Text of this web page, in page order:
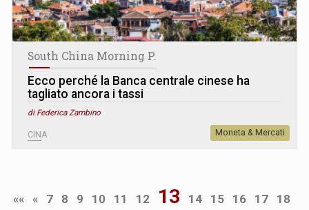
South China Morning P.
Ecco perché la Banca centrale cinese ha
tagliato ancora i tassi
di Federica Zambino
CINA Moneta & Mercati
«« « 7 8 9 10 11 12 13 14 15 16 17
18